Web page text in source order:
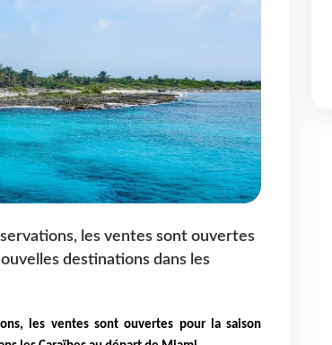
les ventes sont ouvertes
destinations dans les
les ventes sont ouvertes pour la saison